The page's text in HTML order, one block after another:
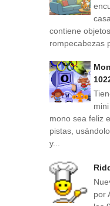
contiene
rompecabezas
mono sea feliz
pistas,
y...
por